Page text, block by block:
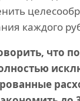
каждого
что